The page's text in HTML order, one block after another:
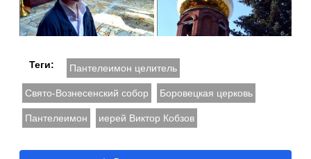
Теги: Пантелеимон целитель
Свято-Вознесенский собор Боровецкая церковь
Пантелеимон иерей Виктор Кобзов